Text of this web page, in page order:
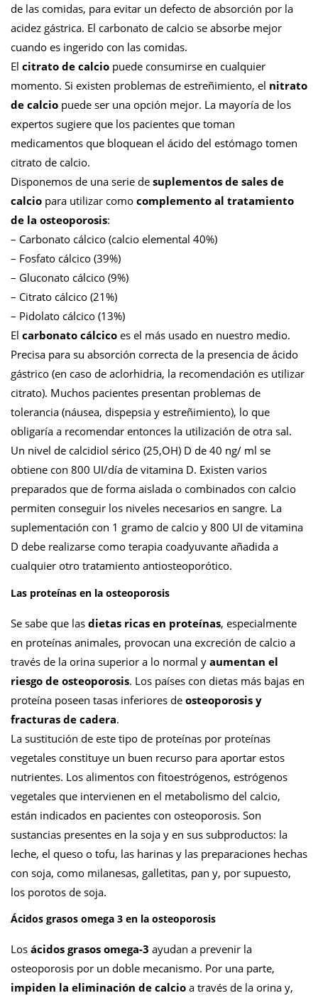
de las comidas, para evitar un defecto de absorción por la
acidez gástrica. El carbonato de calcio se absorbe mejor
cuando es ingerido con las comidas.
El citrato de calcio puede consumirse en cualquier
momento. Si existen problemas de estreñimiento, el nitrato
de calcio puede ser una opción mejor. La mayoría de los
expertos sugiere que los pacientes que toman
medicamentos que bloquean el ácido del estómago tomen
citrato de calcio.
Disponemos de una serie de suplementos de sales de
calcio para utilizar como complemento al tratamiento
de la osteoporosis:
– Carbonato cálcico (calcio elemental 40%)
– Fosfato cálcico (39%)
– Gluconato cálcico (9%)
– Citrato cálcico (21%)
– Pidolato cálcico (13%)
El carbonato cálcico es el más usado en nuestro medio.
Precisa para su absorción correcta de la presencia de ácido
gástrico (en caso de aclorhidria, la recomendación es utilizar
citrato). Muchos pacientes presentan problemas de
tolerancia (náusea, dispepsia y estreñimiento), lo que
obligaría a recomendar entonces la utilización de otra sal.
Un nivel de calcidiol sérico (25,OH) D de 40 ng/ ml se
obtiene con 800 UI/día de vitamina D. Existen varios
preparados que de forma aislada o combinados con calcio
permiten conseguir los niveles necesarios en sangre. La
suplementación con 1 gramo de calcio y 800 UI de vitamina
D debe realizarse como terapia coadyuvante añadida a
cualquier otro tratamiento antiosteoporótico.
Las proteínas en la osteoporosis
Se sabe que las dietas ricas en proteínas, especialmente
en proteínas animales, provocan una excreción de calcio a
través de la orina superior a lo normal y aumentan el
riesgo de osteoporosis. Los países con dietas más bajas en
proteína poseen tasas inferiores de osteoporosis y
fracturas de cadera.
La sustitución de este tipo de proteínas por proteínas
vegetales constituye un buen recurso para aportar estos
nutrientes. Los alimentos con fitoestrógenos, estrógenos
vegetales que intervienen en el metabolismo del calcio,
están indicados en pacientes con osteoporosis. Son
sustancias presentes en la soja y en sus subproductos: la
leche, el queso o tofu, las harinas y las preparaciones hechas
con soja, como milanesas, galletitas, pan y, por supuesto,
los porotos de soja.
Ácidos grasos omega 3 en la osteoporosis
Los ácidos grasos omega-3 ayudan a prevenir la
osteoporosis por un doble mecanismo. Por una parte,
impiden la eliminación de calcio a través de la orina y,